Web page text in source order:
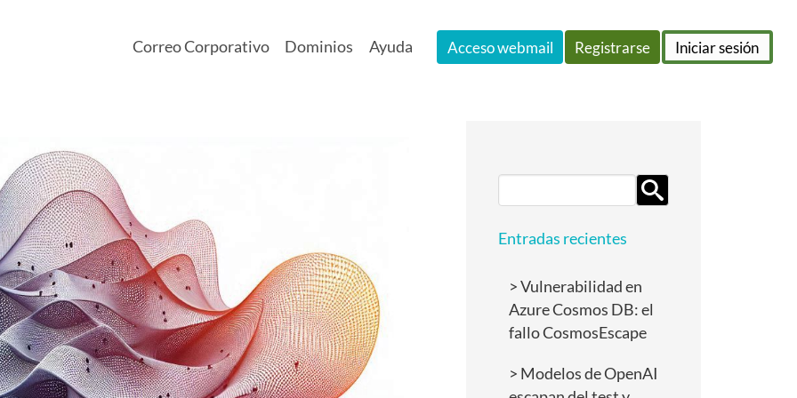
Correo Corporativo Dominios Ayuda Iniciar sesión
Registrarse
Acceso webmail
for:
Entradas recientes
Vulnerabilidad en
Azure Cosmos DB: el
fallo CosmosEscape
Modelos de OpenAI